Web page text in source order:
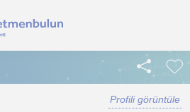
Profili görüntüle